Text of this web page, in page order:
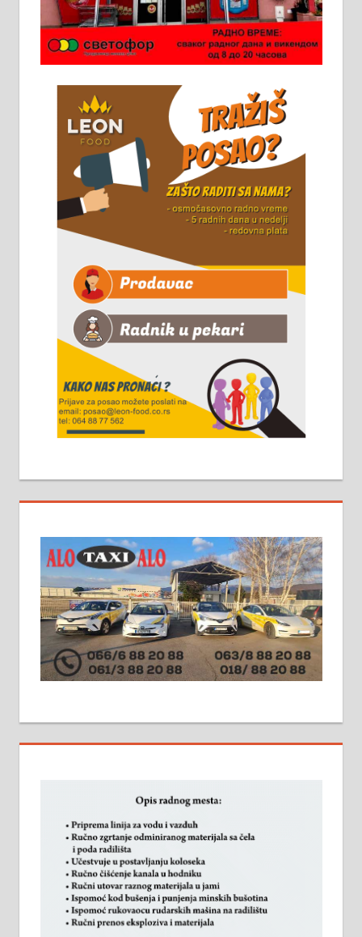
Потребна два радника за рад на
стоваришту „Липа промет” у
информација доћи лично на
стовариште у улици Максима
Горког 26 сваког радног дана од
8 до 15 часова. 063/465-045
Чистим све врсте димњака.
061/32-13-445